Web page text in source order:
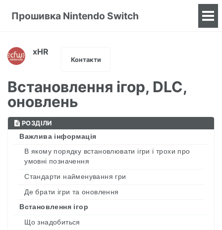
Прошивка Nintendo Switch
xHR
Контакти
Встановлення ігор, DLC,
оновлень
РОЗДІЛИ
Важлива інформація
В якому порядку встановлювати ігри і трохи про
умовні позначення
Стандарти найменування гри
Де брати ігри та оновлення
Встановлення ігор
Що знадобиться